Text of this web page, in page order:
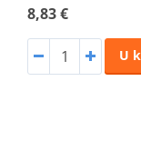
8,83 €
U